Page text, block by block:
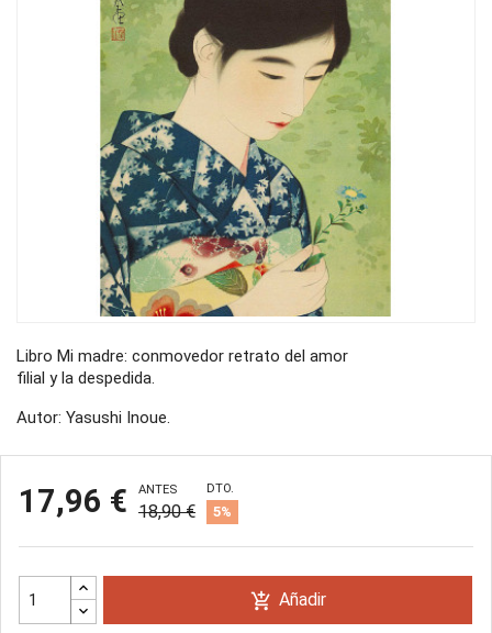
Libro Mi madre: conmovedor retrato del amor
filial y la despedida.
Autor: Yasushi Inoue.
17,96 € ANTES
18,90 €
DTO.
5%
add_shopping_cart Añadir